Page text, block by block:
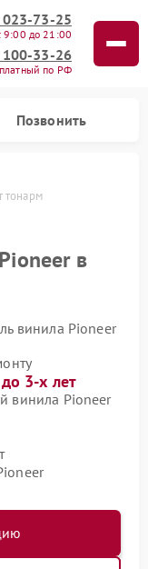
023-73-25
9:00 до 21:00
100-33-26
по РФ
Позвонить
тонарм
в
винила Pioneer
до 3-х лет
винила Pioneer